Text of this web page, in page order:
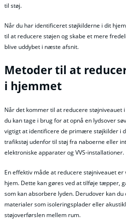
til støj.
Når du har identificeret støjkilderne i dit
til at reducere støjen og skabe et mere
blive uddybet i næste afsnit.
Metoder til at
i hjemmet
Når det kommer til at reducere støjniveauet
du kan tage i brug for at opnå en lydsover
vigtigt at identificere de primære støjkilder i
trafikstøj udenfor til støj fra naboerne eller
elektroniske apparater og VVS-installationer.
En effektiv måde at reducere støjniveauet
hjem. Dette kan gøres ved at tilføje tæpper,
som kan absorbere lyden. Derudover kan
materialer som isoleringsplader eller
støjoverførslen mellem rum.